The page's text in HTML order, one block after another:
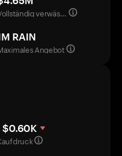
Vollständig verwässerte Bewertung
RAIN
Angebot
$0.60K